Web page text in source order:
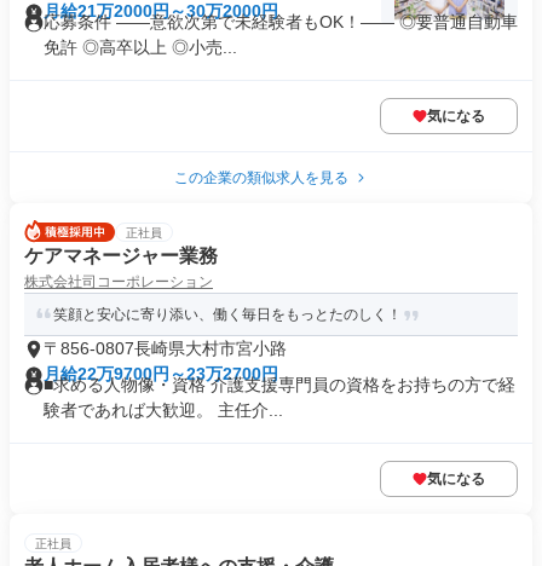
月給21万2000円～30万2000円
応募条件 ――意欲次第で未経験者もOK！―― ◎要普通自動車
免許 ◎高卒以上 ◎小売...
気になる
この企業の類似求人を見る
正社員
ケアマネージャー業務
株式会社司コーポレーション
笑顔と安心に寄り添い、働く毎日をもっとたのしく！
〒856-0807長崎県大村市宮小路
月給22万9700円～23万2700円
■求める人物像・資格 介護支援専門員の資格をお持ちの方で経
験者であれば大歓迎。 主任介...
気になる
正社員